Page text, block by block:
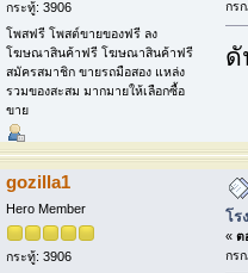
กระทู้: 3906
โพสฟรี โพสต์ขายของฟรี ลง
โฆษณาสินค้าฟรี โฆษณาสินค้าฟรี
สมัครสมาชิก ขายรถมือสอง แหล่ง
รวมของสะสม มากมายให้เลือกซื้อ
ขาย
กร
ดั
gozilla1
Hero Member
กระทู้: 3906
โร
« ต
กร